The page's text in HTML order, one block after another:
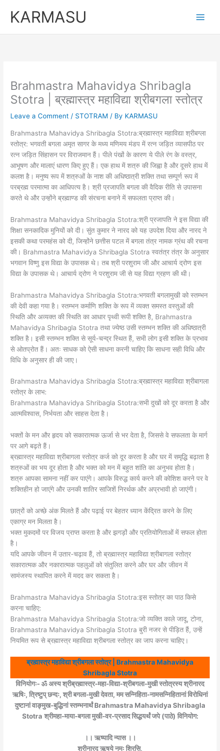
KARMASU
Brahmastra Mahavidya Shribagla
Stotra | ब्रह्मास्त्र महाविद्या श्रीबगला स्तोत्र
Leave a Comment / STOTRAM / By KARMASU
Brahmastra Mahavidya Shribagla Stotra:ब्रह्मास्त्र महाविद्या श्रीबग्ला
स्तोत्र: भगवती बगला अमृत सागर के मध्य मणिमय मंडप में रत्न जड़ित व्यासपीठ पर
रत्न जड़ित सिंहासन पर विराजमान हैं। पीले पंखों के कारण ये पीले रंग के वस्त्र,
आभूषण और मालाएं धारण किए हुए हैं। एक हाथ में शत्रु की जिह्वा है और दूसरे हाथ में
कलश है। मनुष्य रूप में शत्रुओं के नाश की अधिष्ठात्री शक्ति तथा सम्पूर्ण रूप में
परब्रह्म परमात्मा का आधिपत्य है। श्री प्रजापति बगला की वैदिक रीति से उपासना
करते थे और उन्होंने ब्रह्माण्ड की संरचना बनाने में सफलता प्राप्त की।
Brahmastra Mahavidya Shribagla Stotra:श्री प्रजापति ने इस विद्या की
शिक्षा सनकादिक मुनियों को दी। सुंत कुमार ने नारद को यह उपदेश दिया और नारद ने
इसकी कथा परमहंस को दी, जिन्होंने छत्तीस पटल में बगला तंत्र नामक ग्रंथ की रचना
की। Brahmastra Mahavidya Shribagla Stotra स्वतंत्र तंत्र के अनुसार
भगवान विष्णु इस विद्या के उपासक थे। तब श्री परशुराम जी और आचार्य द्रोण इस
विद्या के उपासक थे। आचार्य द्रोण ने परशुराम जी से यह विद्या ग्रहण की थी।
Brahmastra Mahavidya Shribagla Stotra:भगवती बगलामुखी को स्तम्भन
की देवी कहा गया है। स्तम्भन कर्माणि शक्ति के रूप में व्यक्त समस्त वस्तुओं की
स्थिति और अव्यक्त की स्थिति का आधार पृथ्वी रूपी शक्ति है, Brahmastra
Mahavidya Shribagla Stotra तथा ज्येष्ठ उसी स्तम्भन शक्ति की अधिष्ठात्री
शक्ति है। इसी स्तम्भन शक्ति से सूर्य-चन्द्र स्थित हैं, सभी लोग इसी शक्ति के प्रभाव
से ओतप्रोत हैं। अतः साधक को ऐसी साधना करनी चाहिए कि साधना सही विधि और
विधि के अनुसार ही की जाए।
Brahmastra Mahavidya Shribagla Stotra:ब्रह्मास्त्र महाविद्या श्रीबागला
स्तोत्र के लाभ:
Brahmastra Mahavidya Shribagla Stotra:सभी दुखों को दूर करता है और
आत्मविश्वास, निर्भयता और साहस देता है।
भक्तों के मन और हृदय को सकारात्मक ऊर्जा से भर देता है, जिससे वे सफलता के मार्ग
पर आगे बढ़ते हैं।
ब्रह्मास्त्र महाविद्या श्रीबागला स्तोत्र कर्ज को दूर करता है और घर में समृद्धि बढ़ाता है
शत्रुओं का भय दूर होता है और भक्त को मन में बहुत शांति का अनुभव होता है।
शत्रु आपका सामना नहीं कर पाएंगे। आपके विरुद्ध कार्य करने की कोशिश करने पर वे
शक्तिहीन हो जाएंगे और उनकी शातिर साजिशें निरर्थक और अप्रभावी हो जाएंगी।
छात्रों को अच्छे अंक मिलते हैं और पढ़ाई पर बेहतर ध्यान केंद्रित करने के लिए
एकाग्र मन मिलता है।
भक्त मुकदमों पर विजय प्राप्त करता है और झगड़ों और प्रतियोगिताओं में सफल होता
है।
यदि आपके जीवन में उतार-चढ़ाव हैं, तो ब्रह्मास्त्र महाविद्या श्रीबागला स्तोत्र
सकारात्मक और नकारात्मक पहलुओं को संतुलित करने और घर और जीवन में
सामंजस्य स्थापित करने में मदद कर सकता है।
Brahmastra Mahavidya Shribagla Stotra:इस स्तोत्र का पाठ किसे
करना चाहिए:
Brahmastra Mahavidya Shribagla Stotra:जो व्यक्ति काले जादू, टोना,
Brahmastra Mahavidya Shribagla Stotra बुरी नजर से पीड़ित हैं, उन्हें
नियमित रूप से ब्रह्मास्त्र महाविद्या श्रीबगला स्तोत्र का जाप करना चाहिए।
ब्रह्मास्त्र महाविद्या श्रीबगला स्तोत्र | Brahmastra Mahavidya
Shribagla Stotra
विनियोगः- ॐ अस्य श्रीब्रह्मास्त्र-महा-विद्या-श्रीबगला-मुखी स्तोत्रस्य श्रीनारद
ऋषिः, त्रिष्टुप् छन्दः, श्री बगला-मुखी देवता, मम सन्निहिता-नामसन्निहितानां विरोधिनां
दुष्टानां वाङ्मुख-बुद्धिनां स्तम्भनार्थं Brahmastra Mahavidya Shribagla
Stotra श्रीमहा-माया-बगला मुखी-वर-प्रसाद सिद्धयर्थं जपे (पाठे) विनियोग:
।। ऋष्यादि न्यास ।।
श्रीनारद ऋषये नमः शिरसि,